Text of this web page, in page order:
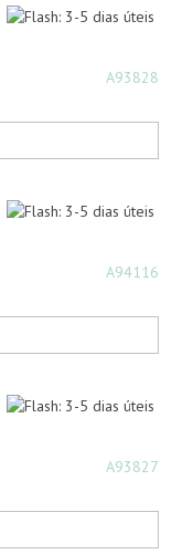
A93828
A94116
A93827